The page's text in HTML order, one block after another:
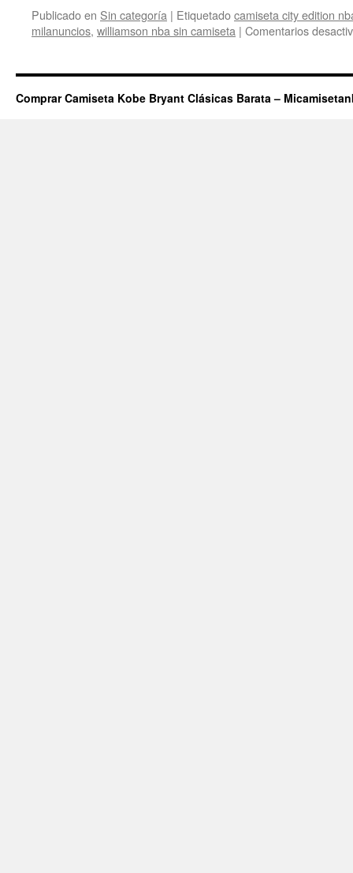
Publicado en Sin categoría | Etiquetadocamiseta city edition
milanuncios, williamson nba sin camiseta | Comentarios
Comprar Camiseta Kobe Bryant Clásicas Barata –